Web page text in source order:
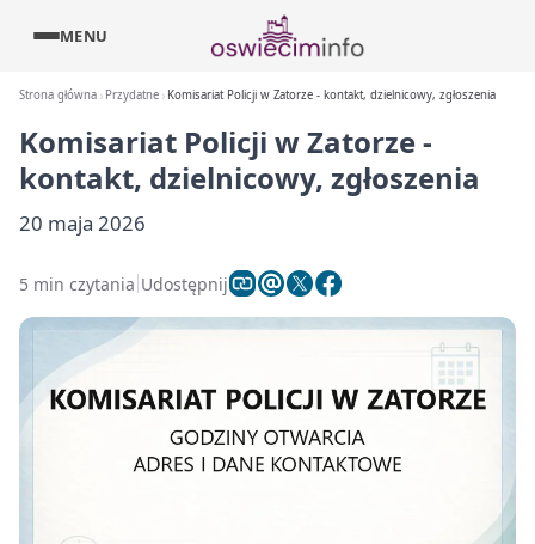
MENU
Strona główna Przydatne Komisariat Policji w Zatorze - kontakt, dzielnicowy, zgłoszenia
Komisariat Policji w Zatorze -
kontakt, dzielnicowy, zgłoszenia
20 maja 2026
5 min czytania Udostępnij